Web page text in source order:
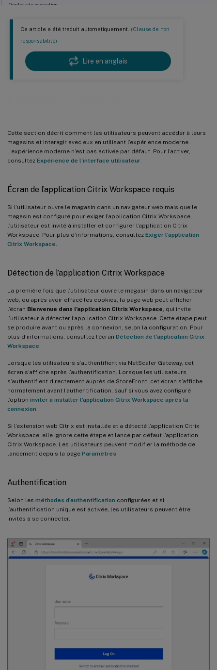
Ce article a été traduit automatiquement. (Clause de non
responsabilité)
Lire en anglais
Cette section décrit comment les utilisateurs peuvent accéder à leurs
magasins et interagir avec eux en utilisant l’expérience moderne.
L’expérience moderne n’est pas activée par défaut. Pour l’activer,
consultez Expérience de l’interface utilisateur
Écran de l’application Citrix Workspace requis
Si l’utilisateur ouvre le magasin dans un navigateur web mais que le
magasin est configuré pour exiger l’application Citrix Workspace,
l’utilisateur est invité à installer et configurer l’application Citrix
Workspace. Pour plus d’informations, consultez Exiger l’application
Citrix Workspace
Détection de l’application Citrix Workspace
La première fois que l’utilisateur ouvre le magasin dans un navigateur
web, ou après avoir effacé les cookies, la page web peut afficher
l’écran Bienvenue dans l’application Citrix Workspace , qui invite
l’utilisateur à détecter l’application Citrix Workspace. Cette étape peut
se produire avant ou après la connexion, selon la configuration. Pour
plus d’informations, consultez l’écran Détection de l’application Citrix
Workspace
Lorsque les utilisateurs s’authentifient via NetScaler Gateway, cet
écran s’affiche après l’authentification. Lorsque les utilisateurs
s’authentifient directement auprès de StoreFront, cet écran s’affiche
normalement avant l’authentification, sauf si vous avez configuré
l’option inviter à installer l’application Citrix Workspace après la
connexion
Si l’extension web Citrix est installée et a détecté l’application Citrix
Workspace, elle ignore cette étape et lance par défaut l’application
Citrix Workspace. Les utilisateurs peuvent modifier la méthode de
lancement depuis la page Paramètres
Authentification
Selon les méthodes d’authentification configurées et si
l’authentification unique est activée, les utilisateurs peuvent être
invités à se connecter.
Onglets de navigation
Applications favorites et obligatoires
Rechercher des applications et des bureaux
Vignettes d’applications et de bureaux